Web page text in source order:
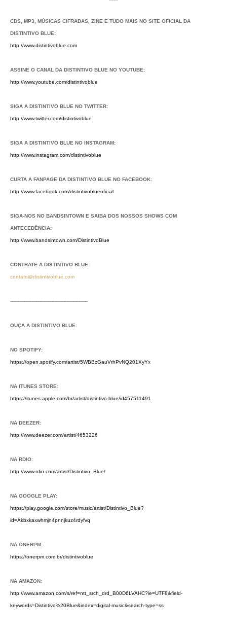
CDS, MP3, MÚSICAS CIFRADAS, ZINE E TUDO MAIS NO SITE OFICIAL DA
DISTINTIVO BLUE:
http://www.distintivoblue.com
ASSINE O CANAL DA DISTINTIVO BLUE NO YOUTUBE:
http://www.youtube.com/distintivoblue
SIGA A DISTINTIVO BLUE NO TWITTER:
http://www.twitter.com/distintivoblue
SIGA A DISTINTIVO BLUE NO INSTAGRAM:
http://www.instagram.com/distintivoblue
CURTA A FANPAGE DA DISTINTIVO BLUE NO FACEBOOK:
http://www.facebook.com/distintivoblueoficial
SIGA-NOS NO BANDSINTOWN E SAIBA DOS NOSSOS SHOWS COM
ANTECEDÊNCIA:
http://www.bandsintown.com/DistintivoBlue
CONTRATE A DISTINTIVO BLUE:
contato@distintivoblue.com
---------------------------------------------------
OUÇA A DISTINTIVO BLUE:
NO SPOTIFY:
https://open.spotify.com/artist/5WBBzGauVrhPvNQ201XyYx
NA ITUNES STORE:
https://itunes.apple.com/br/artist/distintivo-blue/id457511491
NA DEEZER:
http://www.deezer.com/artist/4653226
NA RDIO:
http://www.rdio.com/artist/Distintivo_Blue/
NA GOOGLE PLAY:
https://play.google.com/store/music/artist/Distintivo_Blue?
id=Akbxkaxwhmjn4pnnjkuz4rdyfvq
NA ONERPM:
https://onerpm.com.br/distintivoblue
NA AMAZON:
http://www.amazon.com/s/ref=ntt_srch_drd_B00D6LVAHC?ie=UTF8&field-
keywords=Distintivo%20Blue&index=digital-music&search-type=ss